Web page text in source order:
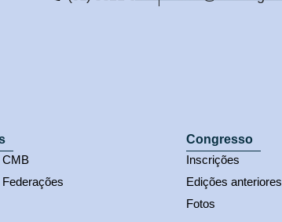
CMB
Congresso
Inscrições
Edições anteriores
Fotos